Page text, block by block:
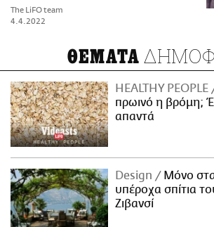
The LiFO team
4.4.2022
ΘΕΜΑΤΑ
HEALTHY PEOPLE
πρωινό η βρόμη;
απαντά
Design
Μόνο στα
υπέροχα σπίτια
Ζιβανσί